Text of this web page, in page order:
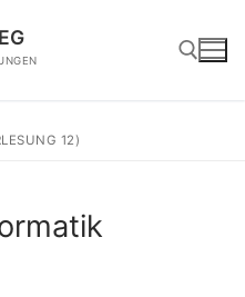
for:
12)